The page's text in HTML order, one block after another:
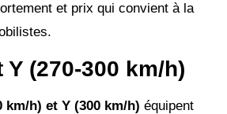
et prix qui convient à la
Y (270-300 km/h)
km/h) et Y (300 km/h) équipent